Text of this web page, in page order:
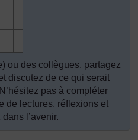
ou des collègues, partagez
discutez de ce qui serait
pas à compléter
de lectures, réflexions et
l’avenir.